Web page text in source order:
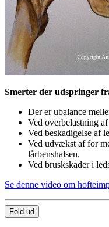
Smerter der udspringer
Der er ubalance
Ved overbelastning
Ved beskadigelse af
Ved udvækst af for
lårbenshalsen.
Ved bruskskader i
Se denne video om
Fold ud